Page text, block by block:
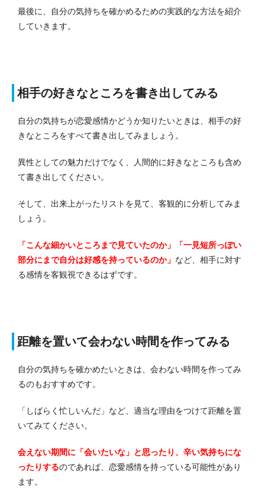
最後に、自分の気持ちを確かめるための実践的な方法を紹介
していきます。
相手の好きなところを書き出してみる
自分の気持ちが恋愛感情かどうか知りたいときは、相手の好
きなところをすべて書き出してみましょう。
異性としての魅力だけでなく、人間的に好きなところも含め
て書き出してください。
そして、出来上がったリストを見て、客観的に分析してみま
しょう。
「こんな細かいところまで見ていたのか」「一見短所っぽい
部分にまで自分は好感を持っているのか」 など、相手に対す
る感情を客観視できるはずです。
距離を置いて会わない時間を作ってみる
自分の気持ちを確かめたいときは、会わない時間を作ってみ
るのもおすすめです。
「しばらく忙しいんだ」など、適当な理由をつけて距離を置
いてみてください。
会えない期間に「会いたいな」と思ったり、辛い気持ちにな
ったりするのであれば、恋愛感情を持っている可能性があり
ます。